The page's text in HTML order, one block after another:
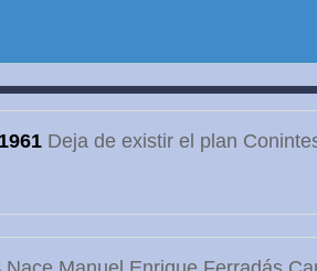
1961Deja de existir el plan